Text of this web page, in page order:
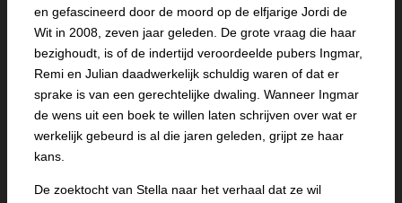
en gefascineerd door de moord op de elfjarige Jordi de
Wit in 2008, zeven jaar geleden. De grote vraag die haar
bezighoudt, is of de indertijd veroordeelde pubers Ingmar,
Remi en Julian daadwerkelijk schuldig waren of dat er
sprake is van een gerechtelijke dwaling. Wanneer Ingmar
de wens uit een boek te willen laten schrijven over wat er
werkelijk gebeurd is al die jaren geleden, grijpt ze haar
kans.
De zoektocht van Stella naar het verhaal dat ze wil